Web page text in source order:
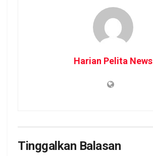
Harian Pelita News
Tinggalkan Balasan